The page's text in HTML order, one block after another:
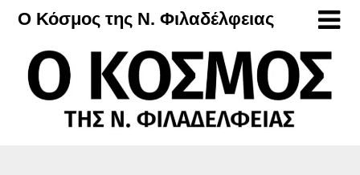
Μετάβαση
περιεχόμενο
Ο Κόσμος της Ν. Φιλαδέλφειας